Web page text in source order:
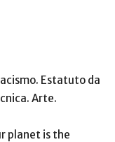
Estatuto da
Arte.
planet is the